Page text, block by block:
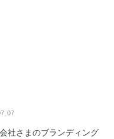
社さまのブランディング